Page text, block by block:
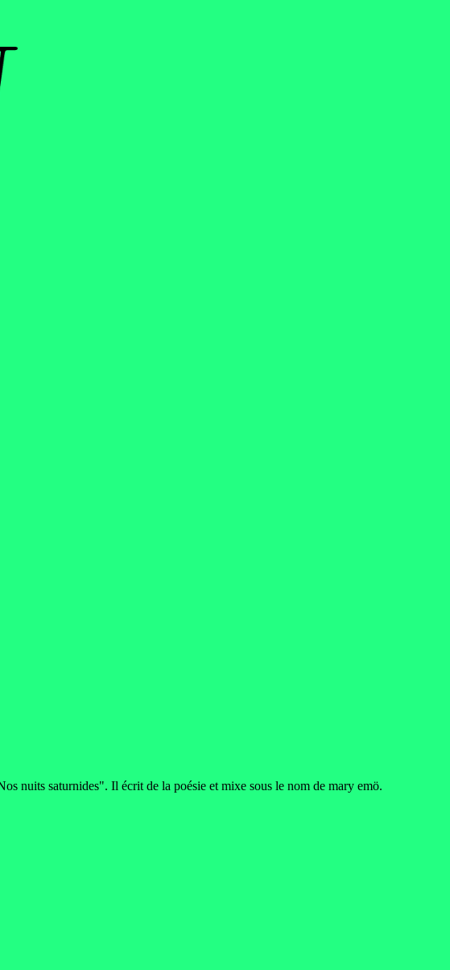
nuits saturnides". Il écrit de la poésie et mixe sous le nom de mary emö.